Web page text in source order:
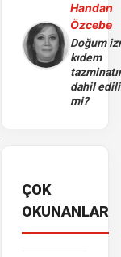
Handan
Özcebe
Doğum
kıdem
dahil
mi?
ÇOK
OKUNANLAR